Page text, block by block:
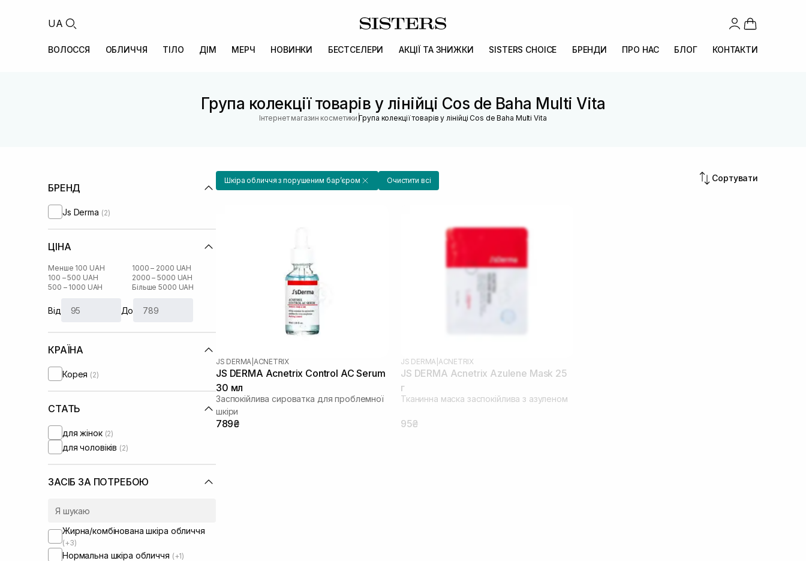
UA
ВОЛОССЯ ОБЛИЧЧЯ ТІЛО ДІМ МЕРЧ НОВИНКИ БЕСТСЕЛЕРИ АКЦІЇ ТА ЗНИЖКИ SISTERS CHOICE БРЕНДИ ПРО НАС БЛОГ КОНТАКТИ
Група колекції товарів у лінійці Cos de Baha Multi Vita
Інтернет магазин косметики |Група колекції товарів у лінійці Cos de Baha Multi Vita
БРЕНД
Js Derma (2)
ЦІНА
Менше 100 UAH
100 – 500 UAH
500 – 1000 UAH
1000 – 2000 UAH
2000 – 5000 UAH
Більше 5000 UAH
Від До
КРАЇНА
Корея (2)
СТАТЬ
для жінок (2)
для чоловіків (2)
ЗАСІБ ЗА ПОТРЕБОЮ
Жирна/комбінована шкіра обличчя
(+3)
Нормальна шкіра обличчя (+1)
Шкіра обличчя з порушеним барʼєром Очистити всі Сортувати
JS DERMA ACNETRIX
JS DERMA Acnetrix Control AC Serum
30 мл
Заспокійлива сироватка для проблемної
шкіри
789₴
JS DERMA ACNETRIX
JS DERMA Acnetrix Azulene Mask 25
г
Тканинна маска заспокійлива з азуленом
95₴